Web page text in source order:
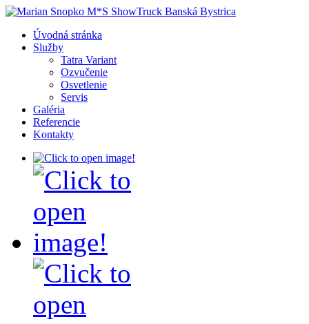
Úvodná stránka
Služby
Tatra Variant
Ozvučenie
Osvetlenie
Servis
Galéria
Referencie
Kontakty